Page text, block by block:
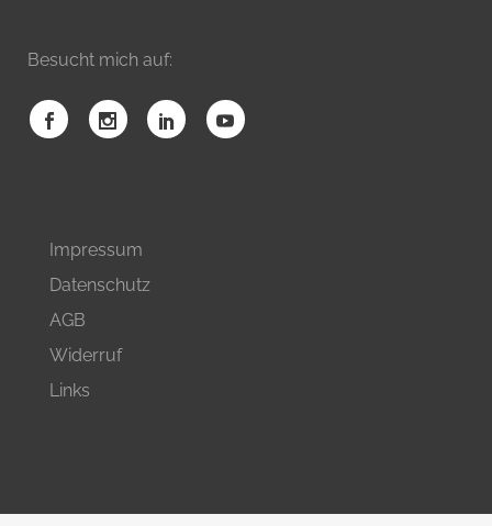
Besucht mich auf:
Impressum
Datenschutz
AGB
Widerruf
Links